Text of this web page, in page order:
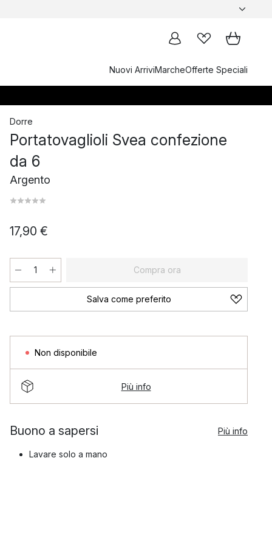
Nuovi ArriviMarcheOfferte Speciali
Dorre
Portatovaglioli Svea confezione
da 6
Argento
17,90 €
Compra ora
Salva come preferito
Non disponibile
Più info
Buono a sapersi Più info
Lavare solo a mano